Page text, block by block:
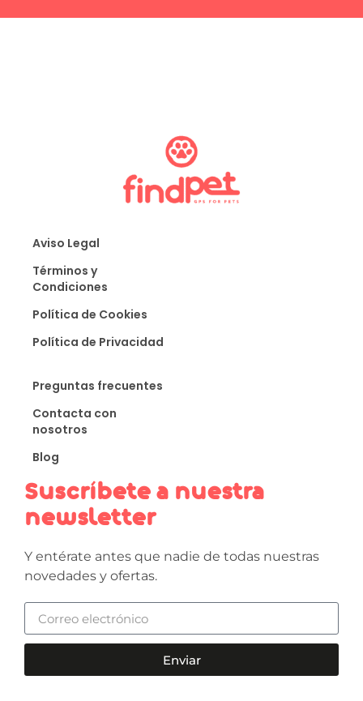
Aviso Legal
Términos y
Condiciones
Política de Cookies
Política de Privacidad
Preguntas frecuentes
Contacta con
nosotros
Blog
Suscríbete a nuestra
newsletter
Y entérate antes que nadie de todas nuestras
novedades y ofertas.
Enviar